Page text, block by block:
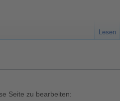
Seite zu bearbeiten:
Lesen